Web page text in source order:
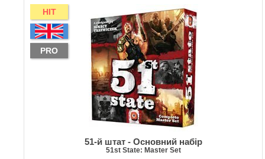
HIT
PRO
51-й штат - Основний набір
51st State: Master Set